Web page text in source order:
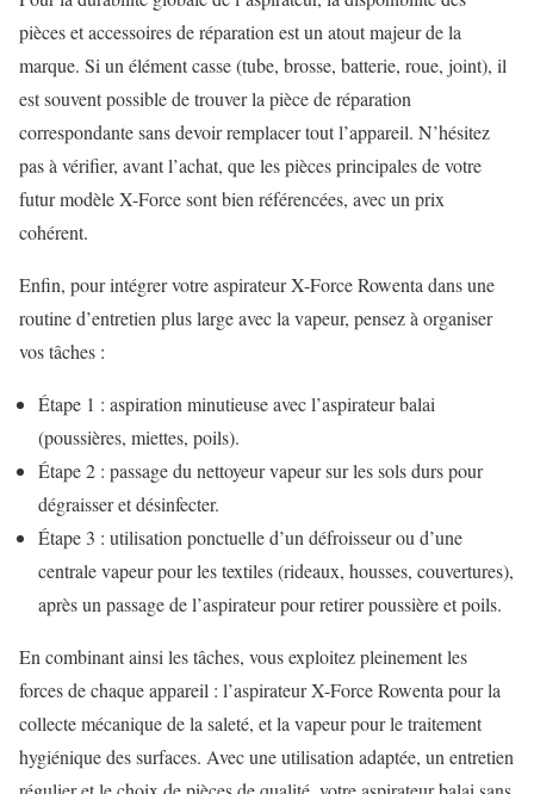
pièces et accessoires de réparation est un atout majeur de la
marque. Si un élément casse (tube, brosse, batterie, roue, joint), il
est souvent possible de trouver la pièce de réparation
correspondante sans devoir remplacer tout l’appareil. N’hésitez
pas à vérifier, avant l’achat, que les pièces principales de votre
futur modèle X-Force sont bien référencées, avec un prix
cohérent.
Enfin, pour intégrer votre aspirateur X-Force Rowenta dans une
routine d’entretien plus large avec la vapeur, pensez à organiser
vos tâches :
Étape 1 : aspiration minutieuse avec l’aspirateur balai
(poussières, miettes, poils).
Étape 2 : passage du nettoyeur vapeur sur les sols durs pour
dégraisser et désinfecter.
Étape 3 : utilisation ponctuelle d’un défroisseur ou d’une
centrale vapeur pour les textiles (rideaux, housses, couvertures),
après un passage de l’aspirateur pour retirer poussière et poils.
En combinant ainsi les tâches, vous exploitez pleinement les
forces de chaque appareil : l’aspirateur X-Force Rowenta pour la
collecte mécanique de la saleté, et la vapeur pour le traitement
hygiénique des surfaces. Avec une utilisation adaptée, un entretien